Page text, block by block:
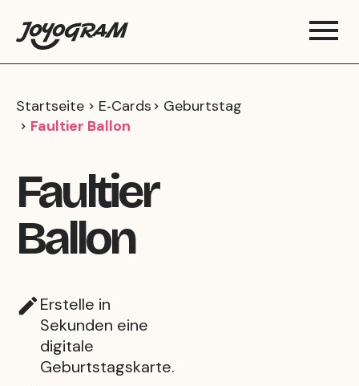
Startseite E‑Cards
Geburtstag
Faultier Ballon
Faultier
Ballon
Erstelle in
Sekunden eine
digitale
Geburtstagskarte.